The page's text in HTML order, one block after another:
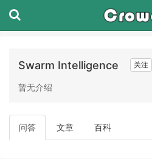
Swarm Intelligence 关注
暂无介绍
问答 文章 百科